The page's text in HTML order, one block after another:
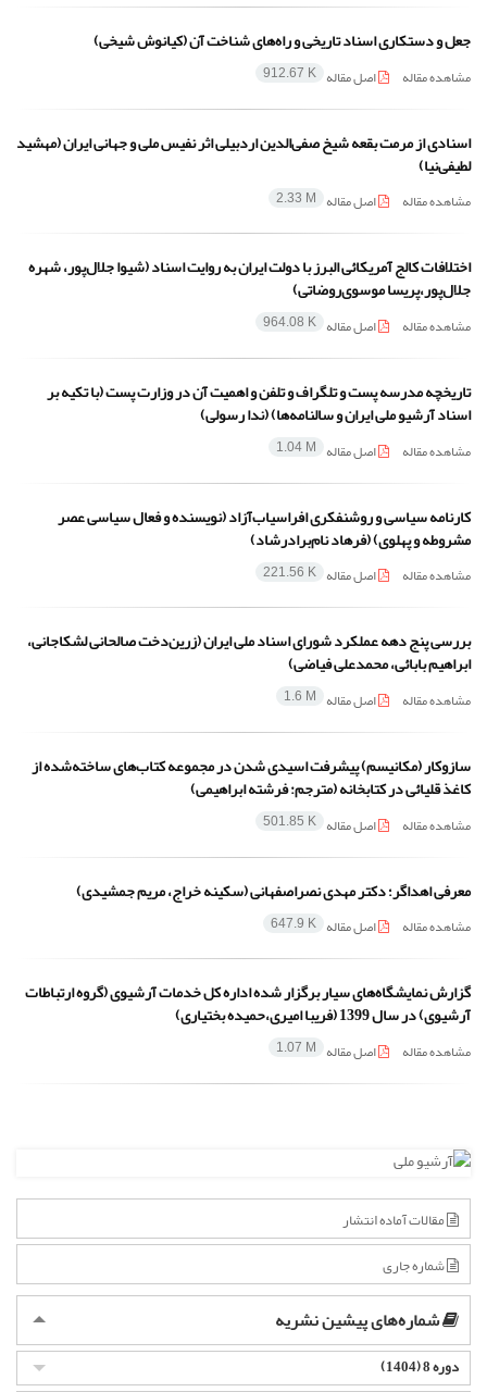
جعل و دستکاری اسناد تاریخی و راه‌های شناخت آن (کیانوش شیخی)
مشاهده مقاله اصل مقاله 912.67 K
اسنادی از مرمت بقعه شیخ صفی‌الدین اردبیلی اثر نفیس ملی و جهانی ایران (مهشید
لطیفی‌نیا)
مشاهده مقاله اصل مقاله 2.33 M
اختلافات کالج آمریکائی البرز با دولت ایران به روایت اسناد (شیوا جلال‌پور، شهره
جلال‌پور،‌پریسا موسوی‌روضاتی)
مشاهده مقاله اصل مقاله 964.08 K
تاریخچه مدرسه پست و تلگراف و تلفن و اهمیت آن در وزارت پست (با تکیه بر
اسناد آرشیو ملی ایران و سالنامه‌ها) (ندا رسولی)
مشاهده مقاله اصل مقاله 1.04 M
کارنامه سیاسی و روشنفکری افراسیاب‌آزاد (نویسنده و فعال سیاسی عصر
مشروطه و پهلوی) (فرهاد نام‌برادرشاد)
مشاهده مقاله اصل مقاله 221.56 K
بررسی پنج دهه عملکرد شورای اسناد ملی ایران (زرین‌دخت صالحانی لشکاجانی،
ابراهیم بابائی،‌ محمدعلی فیاضی)
مشاهده مقاله اصل مقاله 1.6 M
سازوکار (مکانیسم) پیشرفت اسیدی شدن در مجموعه کتاب‌های ساخته‌شده از
کاغذ قلیائی در کتابخانه (مترجم: فرشته ابراهیمی)
مشاهده مقاله اصل مقاله 501.85 K
معرفی اهداگر؛ دکتر مهدی نصراصفهانی (سکینه خراج، مریم جمشیدی)
مشاهده مقاله اصل مقاله 647.9 K
گزارش نمایشگاه‌های سیار برگزار شده اداره کل خدمات آرشیوی (گروه ارتباطات
آرشیوی) در سال 1399 (فریبا امیری،‌حمیده بختیاری)
مشاهده مقاله اصل مقاله 1.07 M
مقالات آماده انتشار
شماره جاری
شماره‌های پیشین نشریه
دوره 8 (1404)